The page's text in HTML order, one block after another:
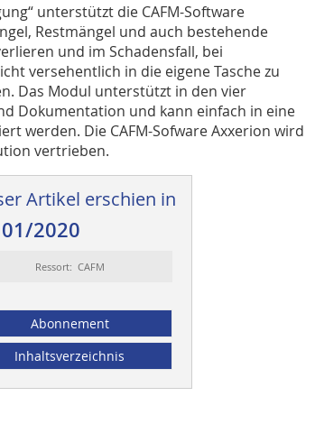
unterstützt die CAFM-Software
Restmängel und auch bestehende
und im Schadensfall, bei
versehentlich in die eigene Tasche zu
Das Modul unterstützt in den vier
Dokumentation und kann einfach in eine
werden. Die CAFM-Sofware Axxerion wird
vertrieben.
Artikel erschien in
2020
Ressort: CAFM
Abonnement
Inhaltsverzeichnis